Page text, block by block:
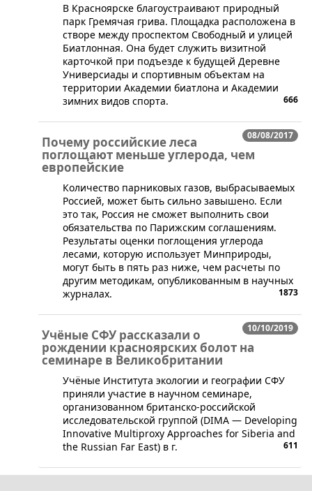
​В Красноярске благоустраивают природный
парк Гремячая грива. Площадка расположена в
створе между проспектом Свободный и улицей
Биатлонная. Она будет служить визитной
карточкой при подъезде к будущей Деревне
Универсиады и спортивным объектам на
территории Академии биатлона и Академии
зимних видов спорта.
666
08/08/2017
Почему российские леса
поглощают меньше углерода, чем
европейские
​Количество парниковых газов, выбрасываемых
Россией, может быть сильно завышено. Если
это так, Россия не сможет выполнить свои
обязательства по Парижским соглашениям.
Результаты оценки поглощения углерода
лесами, которую использует Минприроды,
могут быть в пять раз ниже, чем расчеты по
другим методикам, опубликованным в научных
журналах.
1873
10/10/2019
Учёные СФУ рассказали о
рождении красноярских болот на
семинаре в Великобритании
​Учёные Института экологии и географии СФУ
приняли участие в научном семинаре,
организованном британско-российской
исследовательской группой (DIMA — Developing
Innovative Multiproxy Approaches for Siberia and
the Russian Far East) в г.
611